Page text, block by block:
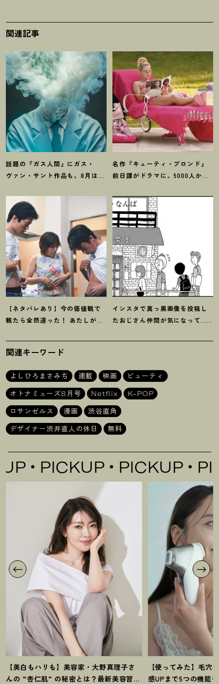
関連記事
話題の『ガス人間』にガス・
ヴァン・サント作品も。8月は
せない！
名作『キューティ・ブロンド』
前日譚がドラマに。5000人から
タビュー
【ネタバレあり】今の価値観で
観たら全然違った ！ あたしが救
ター版
インスタで真っ黒画像を投稿し
たおじさん仲間が気になって…
の休日
関連キーワード
よしひろまさみち 連載 映画
ビューティ
オトナミューズ8月号
Netflix
K-POP
ロサンゼルス
漫画
渋谷直角
デザイナー渋井直人の休日
無料
PICKUP PICKUP
【美白もハリも】美容家・大野真理子さ
んの “杏仁肌” の秘密とは ？ 最新美容習慣
【使ってみた】毛穴
感UPまで5つの機能